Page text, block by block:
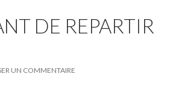
DE REPARTIR
UN COMMENTAIRE